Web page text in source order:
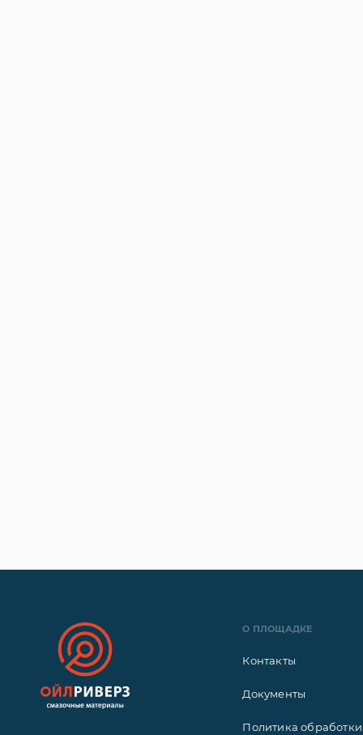
О ПЛОЩАДКЕ
Контакты
Документы
Политика обработки